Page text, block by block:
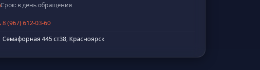
Срок: в день обращения
8 (967) 612-03-60
Семафорная 445 ст38, Красноярск